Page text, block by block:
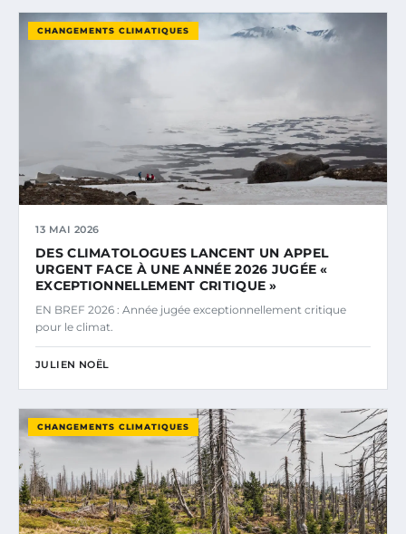
CHANGEMENTS CLIMATIQUES
13 MAI 2026
DES CLIMATOLOGUES LANCENT UN APPEL
URGENT FACE À UNE ANNÉE 2026 JUGÉE «
EXCEPTIONNELLEMENT CRITIQUE »
EN BREF 2026 : Année jugée exceptionnellement critique
pour le climat.
JULIEN NOËL
CHANGEMENTS CLIMATIQUES